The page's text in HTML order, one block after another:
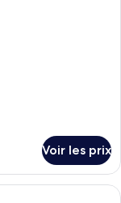
Voir les prix
à coucher avec un